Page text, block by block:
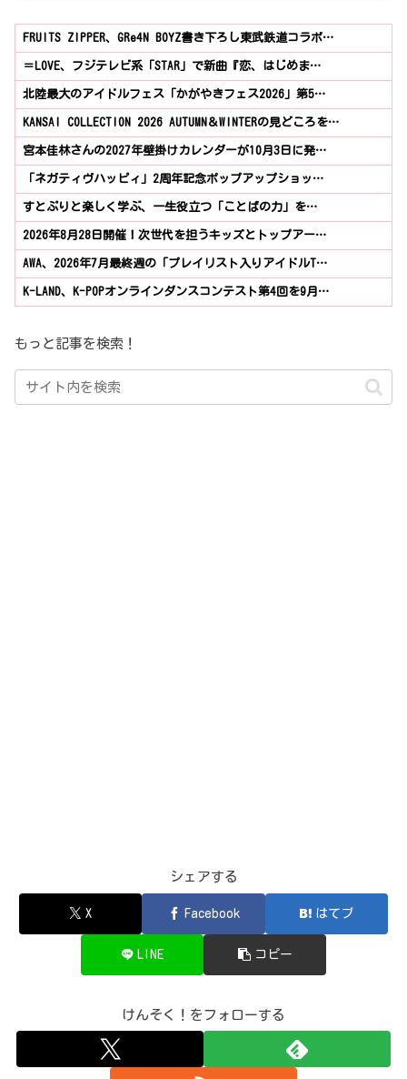
FRUITS ZIPPER、GRe4N BOYZ書き下ろし東武鉄道コラボ…
＝LOVE、フジテレビ系「STAR」で新曲『恋、はじめま…
北陸最大のアイドルフェス「かがやきフェス2026」第5…
KANSAI COLLECTION 2026 AUTUMN＆WINTERの見どころを…
宮本佳林さんの2027年壁掛けカレンダーが10月3日に発…
「ネガティヴハッピィ」2周年記念ポップアップショッ…
すとぷりと楽しく学ぶ、一生役立つ「ことばの力」を…
2026年8月28日開催！次世代を担うキッズとトップアー…
AWA、2026年7月最終週の「プレイリスト入りアイドルT…
K-LAND、K-POPオンラインダンスコンテスト第4回を9月…
もっと記事を検索！
シェアする
X Facebook はてブ
LINE コピー
けんそく！をフォローする